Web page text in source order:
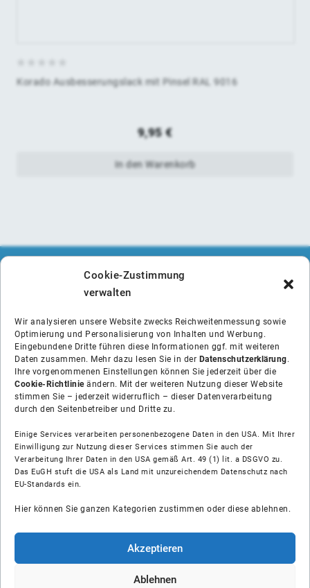
Cookie-Zustimmung
verwalten
Wir analysieren unsere Website zwecks Reichweitenmessung sowie
Optimierung und Personalisierung von Inhalten und Werbung.
Eingebundene Dritte führen diese Informationen ggf. mit weiteren
Daten zusammen. Mehr dazu lesen Sie in der Datenschutzerklärung.
Ihre vorgenommenen Einstellungen können Sie jederzeit über die
Cookie-Richtlinieändern. Mit der weiteren Nutzung dieser Website
stimmen Sie – jederzeit widerruflich – dieser Datenverarbeitung
durch den Seitenbetreiber und Dritte zu.
Einige Services verarbeiten personenbezogene Daten in den USA. Mit Ihrer
Einwilligung zur Nutzung dieser Services stimmen Sie auch der
Verarbeitung Ihrer Daten in den USA gemäß Art. 49 (1) lit. a DSGVO zu.
Das EuGH stuft die USA als Land mit unzureichendem Datenschutz nach
EU-Standards ein.
Hier können Sie ganzen Kategorien zustimmen oder diese ablehnen.
Akzeptieren
Ablehnen
Korado Ausbesserungslack mit Pinsel RAL 9016
9,95€
In den Warenkorb
Über uns